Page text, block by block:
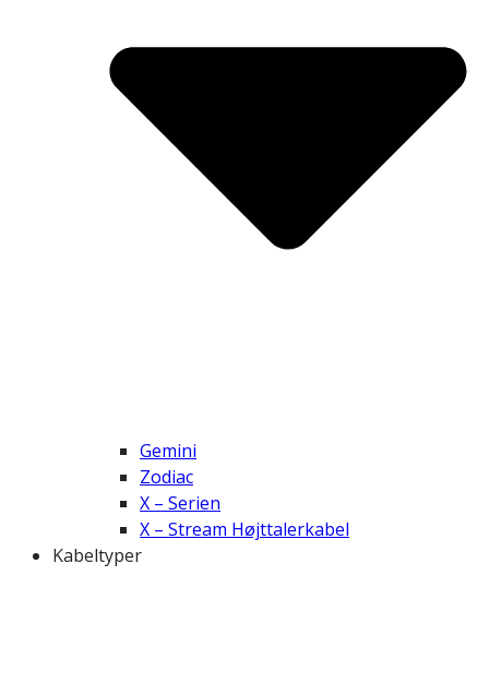
Gemini
Zodiac
X – Serien
X – Stream Højttalerkabel
Kabeltyper